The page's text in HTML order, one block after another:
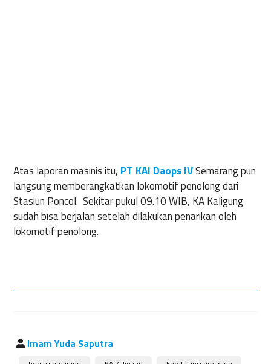
Atas laporan masinis itu, PT KAI Daops IVSemarang pun
langsung memberangkatkan lokomotif penolong dari
Stasiun Poncol. Sekitar pukul 09.10 WIB, KA Kaligung
sudah bisa berjalan setelah dilakukan penarikan oleh
lokomotif penolong.
Imam Yuda Saputra